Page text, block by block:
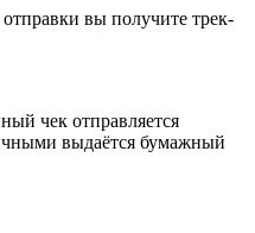
вы получите трек-
чек отправляется
выдаётся бумажный